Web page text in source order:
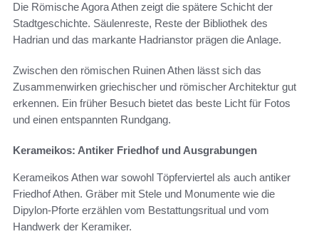
Die Römische Agora Athen zeigt die spätere Schicht der
Stadtgeschichte. Säulenreste, Reste der Bibliothek des
Hadrian und das markante Hadrianstor prägen die Anlage.
Zwischen den römischen Ruinen Athen lässt sich das
Zusammenwirken griechischer und römischer Architektur gut
erkennen. Ein früher Besuch bietet das beste Licht für Fotos
und einen entspannten Rundgang.
Kerameikos: Antiker Friedhof und Ausgrabungen
Kerameikos Athen war sowohl Töpferviertel als auch antiker
Friedhof Athen. Gräber mit Stele und Monumente wie die
Dipylon-Pforte erzählen vom Bestattungsritual und vom
Handwerk der Keramiker.